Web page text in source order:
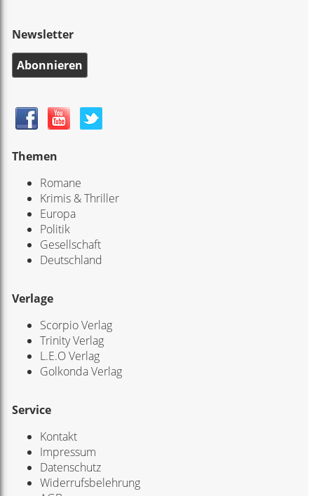
Newsletter
Abonnieren
Themen
Romane
Krimis & Thriller
Europa
Politik
Gesellschaft
Deutschland
Verlage
Scorpio Verlag
Trinity Verlag
L.E.O Verlag
Golkonda Verlag
Service
Kontakt
Impressum
Datenschutz
Widerrufsbelehrung